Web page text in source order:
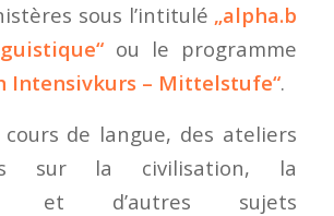
sous l’intitulé „alpha.b
ou le programme
Intensivkurs – Mittelstufe“.
cours de langue, des ateliers
sur la civilisation, la
et d’autres sujets